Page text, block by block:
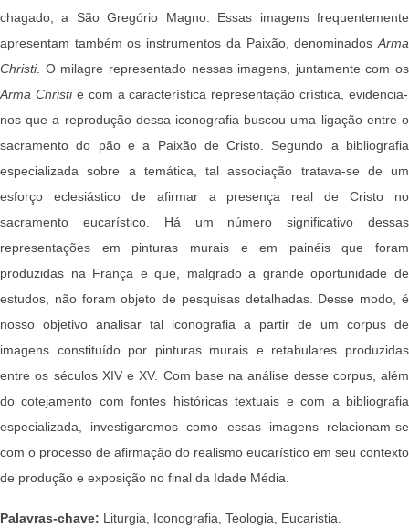
chagado, a São Gregório Magno. Essas imagens frequentemente
apresentam também os instrumentos da Paixão, denominados Arma
Christi. O milagre representado nessas imagens, juntamente com os
Arma Christi e com a característica representação crística, evidencia-
nos que a reprodução dessa iconografia buscou uma ligação entre o
sacramento do pão e a Paixão de Cristo. Segundo a bibliografia
especializada sobre a temática, tal associação tratava-se de um
esforço eclesiástico de afirmar a presença real de Cristo no
sacramento eucarístico. Há um número significativo dessas
representações em pinturas murais e em painéis que foram
produzidas na França e que, malgrado a grande oportunidade de
estudos, não foram objeto de pesquisas detalhadas. Desse modo, é
nosso objetivo analisar tal iconografia a partir de um corpus de
imagens constituído por pinturas murais e retabulares produzidas
entre os séculos XIV e XV. Com base na análise desse corpus, além
do cotejamento com fontes históricas textuais e com a bibliografia
especializada, investigaremos como essas imagens relacionam-se
com o processo de afirmação do realismo eucarístico em seu contexto
de produção e exposição no final da Idade Média.
Palavras-chave: Liturgia, Iconografia, Teologia, Eucaristia.